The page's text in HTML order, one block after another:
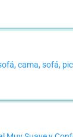
cama, sofá,